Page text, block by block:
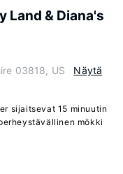
Land & Diana's
03818, US
Näytä
sijaitsevat 15 minuutin
mökki